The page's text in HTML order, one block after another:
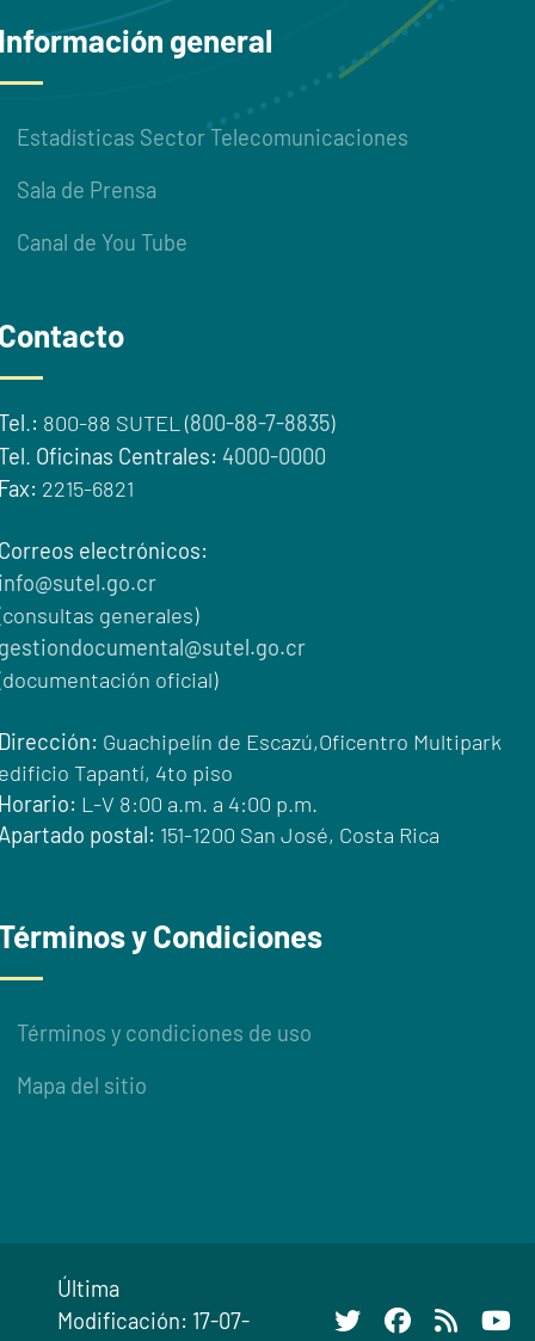
general
Estadísticas Sector Telecomunicaciones
Sala de Prensa
Canal de You Tube
.: 800-88 SUTEL (800-88-7-8835)
. Oficinas Centrales: 4000-0000
2215-6821
electrónicos:
generales)
oficial)
Guachipelín de Escazú,Oficentro Multipark
Tapantí, 4to piso
L-V 8:00 a.m. a 4:00 p.m.
postal: 151-1200 San José, Costa Rica
y Condiciones
Términos y condiciones de uso
Mapa del sitio
Última
Modificación: 17-07-